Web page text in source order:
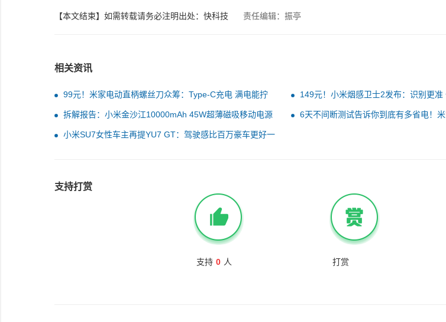
【本文结束】如需转载请务必注明出处：快科技 责任编辑：振亭
相关资讯
99元！米家电动直柄螺丝刀众筹：Type-C充电 满电能拧
600颗螺丝
149元！小米烟感卫士2发布：识别更准
拆解报告：小米金沙江10000mAh 45W超薄磁吸移动电源
6天不间断测试告诉你到底有多省电！
小米SU7女性车主再提YU7 GT：驾驶感比百万豪车更好一
支持打赏
支持 0 人 打赏